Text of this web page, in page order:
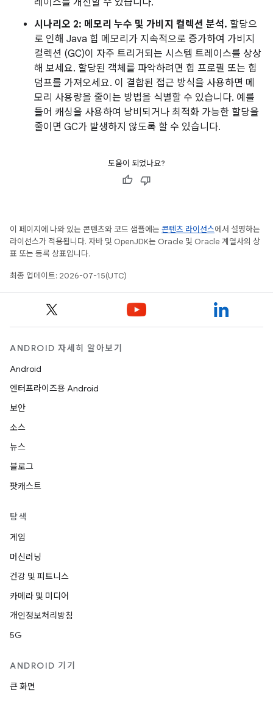
레이스를 개선할 수 있습니다.
시나리오 2: 메모리 누수 및 가비지 컬렉션 분석. 할당으
로 인해 Java 힙 메모리가 지속적으로 증가하여 가비지
컬렉션 (GC)이 자주 트리거되는 시스템 트레이스를 상상
해 보세요. 할당된 객체를 파악하려면 힙 프로필 또는 힙
덤프를 가져오세요. 이 결합된 접근 방식을 사용하면 메
모리 사용량을 줄이는 방법을 식별할 수 있습니다. 예를
들어 캐싱을 사용하여 낭비되거나 최적화 가능한 할당을
줄이면 GC가 발생하지 않도록 할 수 있습니다.
도움이 되었나요?
이 페이지에 나와 있는 콘텐츠와 코드 샘플에는 콘텐츠 라이선스에서 설명하는
라이선스가 적용됩니다. 자바 및 OpenJDK는 Oracle 및 Oracle 계열사의 상
표 또는 등록 상표입니다.
최종 업데이트: 2026-07-15(UTC)
ANDROID 자세히 알아보기
Android
엔터프라이즈용 Android
보안
소스
뉴스
블로그
팟캐스트
탐색
게임
머신러닝
건강 및 피트니스
카메라 및 미디어
개인정보처리방침
5G
ANDROID 기기
큰 화면